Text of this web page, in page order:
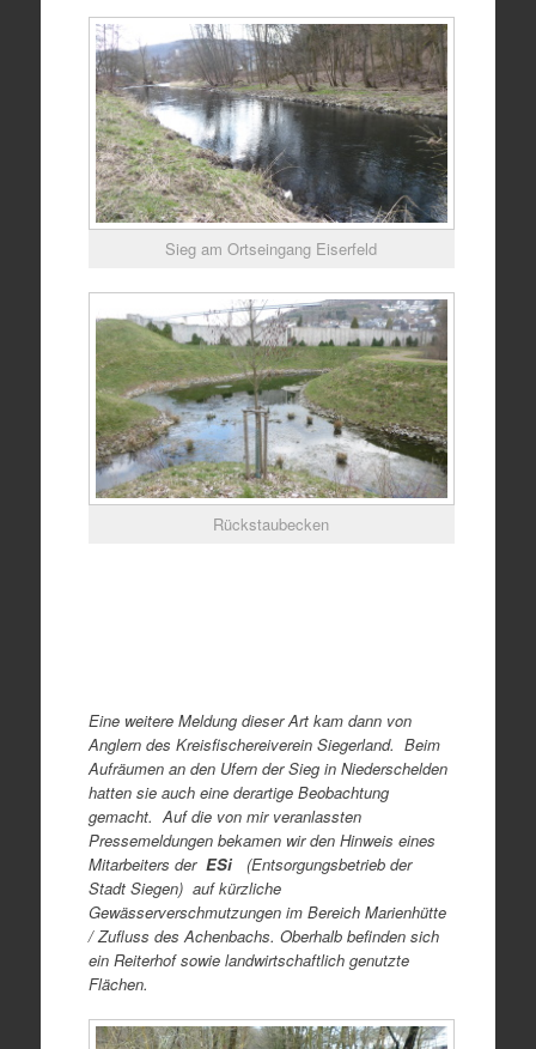
Sieg am Ortseingang Eiserfeld
Rückstaubecken
Eine weitere Meldung dieser Art kam dann von
Anglern des Kreisfischereiverein Siegerland. Beim
Aufräumen an den Ufern der Sieg in Niederschelden
hatten sie auch eine derartige Beobachtung
gemacht. Auf die von mir veranlassten
Pressemeldungen bekamen wir den Hinweis eines
Mitarbeiters der ESi
(Entsorgungsbetrieb der
Stadt Siegen) auf kürzliche
Gewässerverschmutzungen im Bereich Marienhütte
/ Zufluss des Achenbachs. Oberhalb befinden sich
ein Reiterhof sowie landwirtschaftlich genutzte
Flächen.